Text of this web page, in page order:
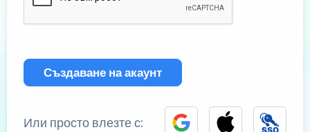
Създаване на акаунт
Или просто влезте с: